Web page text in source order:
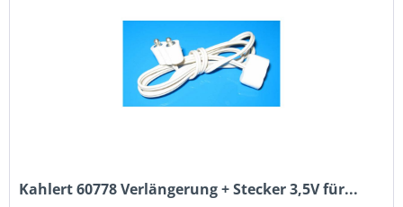
Kahlert 60778 Verlängerung + Stecker 3,5V für...